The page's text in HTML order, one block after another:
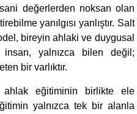
değerlerden noksan olan
yanılgısı yanlıştır. Salt
bireyin ahlaki ve duygusal
yalnızca bilen değil;
bir varlıktır.
eğitiminin birlikte ele
yalnızca tek bir alanla